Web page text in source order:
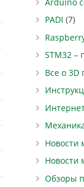
PADI (7)
STM32 –
Все о 3D
Новости
Новости
Обзоры